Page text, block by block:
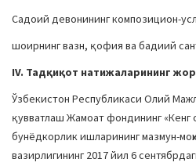
Садоий девонининг композицион-
шоирнинг вазн, қофия ва бадиий
IV. Тадқиқот натижаларининг
Ўзбекистон Республикаси Олий
қувватлаш Жамоат фондининг «Кенг
бунёдкорлик ишларининг мазмун-
вазирлигининг 2017 йил 6